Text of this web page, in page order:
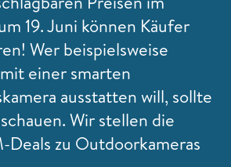
19. Juni können Käufer
Wer beispielsweise
einer smarten
ausstatten will, sollte
Wir stellen die
Deals zu Outdoorkameras